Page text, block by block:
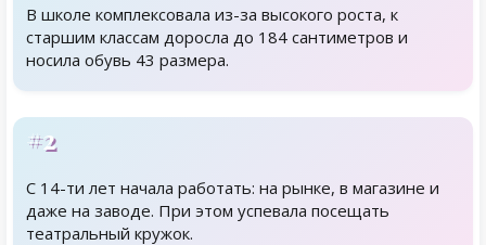
В школе комплексовала из-за высокого роста, к
старшим классам доросла до 184 сантиметров и
носила обувь 43 размера.
#2
С 14-ти лет начала работать: на рынке, в магазине и
даже на заводе. При этом успевала посещать
театральный кружок.